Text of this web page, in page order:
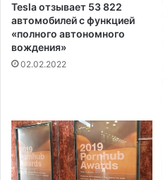
и
к
а
,
о
с
в
и
д
Tesla отзывает 53 822
автомобилей с функцией
«полного автономного
вождения»
02.02.2022